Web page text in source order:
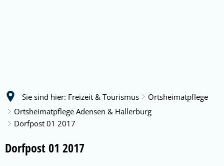
Sie sind hier: Freizeit & Tourismus
Ortsheimatpflege
Ortsheimatpflege Adensen & Hallerburg
Dorfpost 01 2017
Dorfpost 01 2017